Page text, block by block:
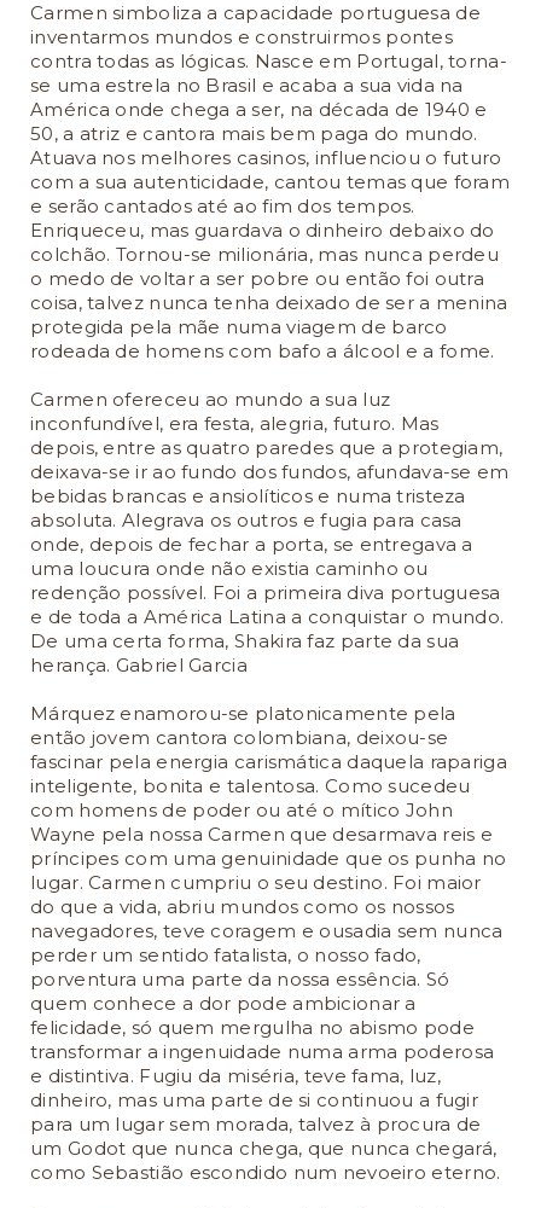
Carmen simboliza a capacidade portuguesa de
inventarmos mundos e construirmos pontes
contra todas as lógicas. Nasce em Portugal, torna-
se uma estrela no Brasil e acaba a sua vida na
América onde chega a ser, na década de 1940 e
50, a atriz e cantora mais bem paga do mundo.
Atuava nos melhores casinos, influenciou o futuro
com a sua autenticidade, cantou temas que foram
e serão cantados até ao fim dos tempos.
Enriqueceu, mas guardava o dinheiro debaixo do
colchão. Tornou-se milionária, mas nunca perdeu
o medo de voltar a ser pobre ou então foi outra
coisa, talvez nunca tenha deixado de ser a menina
protegida pela mãe numa viagem de barco
rodeada de homens com bafo a álcool e a fome.
Carmen ofereceu ao mundo a sua luz
inconfundível, era festa, alegria, futuro. Mas
depois, entre as quatro paredes que a protegiam,
deixava-se ir ao fundo dos fundos, afundava-se em
bebidas brancas e ansiolíticos e numa tristeza
absoluta. Alegrava os outros e fugia para casa
onde, depois de fechar a porta, se entregava a
uma loucura onde não existia caminho ou
redenção possível. Foi a primeira diva portuguesa
e de toda a América Latina a conquistar o mundo.
De uma certa forma, Shakira faz parte da sua
herança. Gabriel Garcia
Márquez enamorou-se platonicamente pela
então jovem cantora colombiana, deixou-se
fascinar pela energia carismática daquela rapariga
inteligente, bonita e talentosa. Como sucedeu
com homens de poder ou até o mítico John
Wayne pela nossa Carmen que desarmava reis e
príncipes com uma genuinidade que os punha no
lugar. Carmen cumpriu o seu destino. Foi maior
do que a vida, abriu mundos como os nossos
navegadores, teve coragem e ousadia sem nunca
perder um sentido fatalista, o nosso fado,
porventura uma parte da nossa essência. Só
quem conhece a dor pode ambicionar a
felicidade, só quem mergulha no abismo pode
transformar a ingenuidade numa arma poderosa
e distintiva. Fugiu da miséria, teve fama, luz,
dinheiro, mas uma parte de si continuou a fugir
para um lugar sem morada, talvez à procura de
um Godot que nunca chega, que nunca chegará,
como Sebastião escondido num nevoeiro eterno.